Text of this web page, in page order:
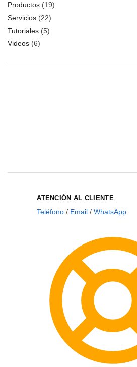
Productos (19)
Servicios (22)
Tutoriales (5)
Videos (6)
ATENCIÓN AL CLIENTE
Teléfono / Email /WhatsApp